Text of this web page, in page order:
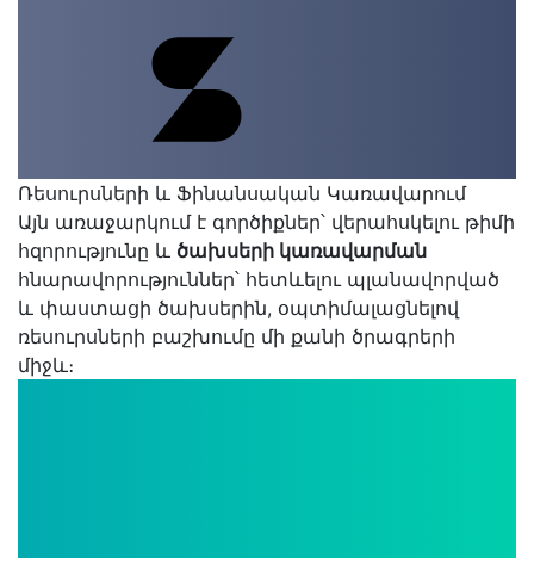
Ռեսուրսների և Ֆինանսական Կառավարում
Այն առաջարկում է գործիքներ՝ վերահսկելու թիմի
հզորությունը և ծախսերի կառավարման
հնարավորություններ՝ հետևելու պլանավորված
և փաստացի ծախսերին, օպտիմալացնելով
ռեսուրսների բաշխումը մի քանի ծրագրերի
միջև։